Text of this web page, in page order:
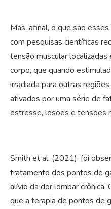
Mas, afinal, o que são
com pesquisas científicas
tensão muscular
corpo, que quando
irradiada para outras
ativados por uma série de
estresse, lesões e tensões
Smith et al. (2021), foi
tratamento dos pontos de
alívio da dor lombar
que a terapia de pontos de